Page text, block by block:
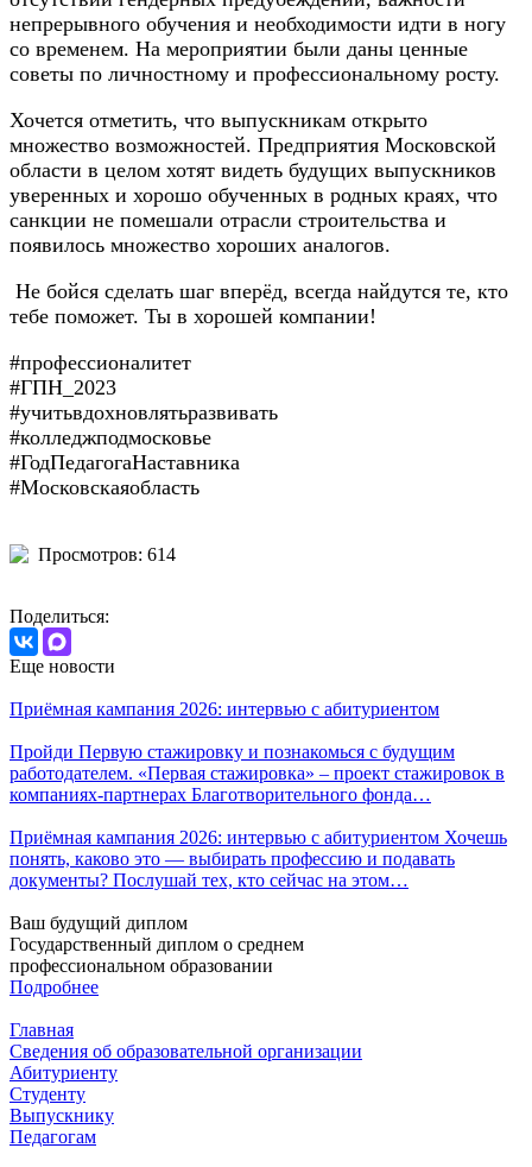
непрерывного обучения и необходимости идти в ногу
со временем. На мероприятии были даны ценные
советы по личностному и профессиональному росту.
Хочется отметить, что выпускникам открыто
множество возможностей. Предприятия Московской
области в целом хотят видеть будущих выпускников
уверенных и хорошо обученных в родных краях, что
санкции не помешали отрасли строительства и
появилось множество хороших аналогов.
Не бойся сделать шаг вперёд, всегда найдутся те, кто
тебе поможет. Ты в хорошей компании!
#профессионалитет
#ГПН_2023
#учитьвдохновлятьразвивать
#колледжподмосковье
#ГодПедагогаНаставника
#Московскаяобласть
Просмотров: 614
Поделиться:
Еще новости
Приёмная кампания 2026: интервью с абитуриентом
Пройди Первую стажировку и познакомься с будущим
работодателем. «Первая стажировка» – проект стажировок в
компаниях-партнерах Благотворительного фонда…
Приёмная кампания 2026: интервью с абитуриентом Хочешь
понять, каково это — выбирать профессию и подавать
документы? Послушай тех, кто сейчас на этом…
Ваш будущий диплом
Государственный диплом о среднем
профессиональном образовании
Подробнее
Главная
Сведения об образовательной организации
Абитуриенту
Студенту
Выпускнику
Педагогам